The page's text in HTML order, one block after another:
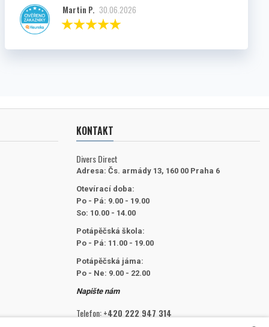
Martin P. 30.06.2026
KONTAKT
Divers Direct
Adresa: Čs. armády 13, 160 00 Praha 6
Otevírací doba:
Po - Pá: 9.00 - 19.00
So: 10.00 - 14.00
Potápěčská škola:
Po - Pá: 11.00 - 19.00
Potápěčská jáma:
Po - Ne: 9.00 - 22.00
Napište nám
Telefon:+420 222 947 314